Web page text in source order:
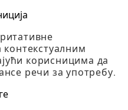
контекстуалним
корисницима да
речи за употребу.